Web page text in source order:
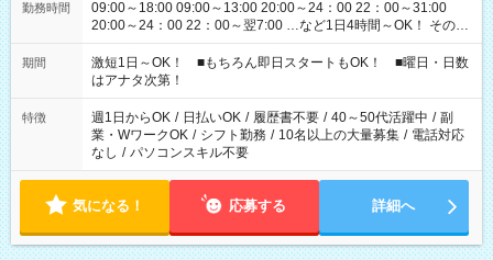
勤務時間
09:00～18:00 09:00～13:00 20:00～24：00 22：00～31:00
20:00～24：00 22：00～翌7:00 …など1日4時間～OK！ その他
シフトもございます！ お気軽にご相談ください！
期間
激短1日～OK！ ■もちろん即日スタートもOK！ ■曜日・日数
はアナタ次第！
特徴 週1日からOK / 日払いOK / 履歴書不要 / 40～50代活躍中 / 副
業・WワークOK / シフト勤務 / 10名以上の大量募集 / 電話対応
なし / パソコンスキル不要
気になる！ 応募する 詳細へ